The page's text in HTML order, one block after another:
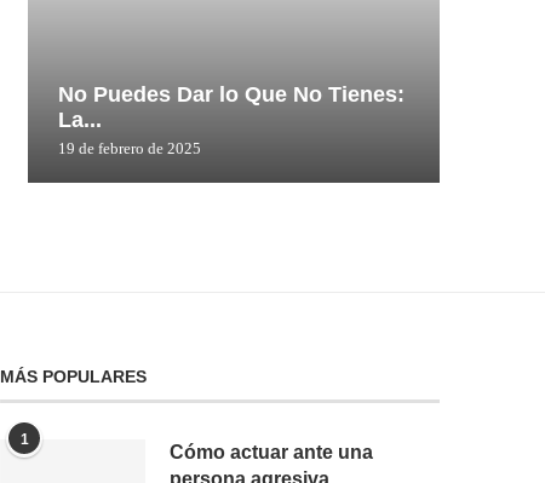
No Puedes Dar lo Que No Tienes:
La...
19 de febrero de 2025
MÁS POPULARES
1
Cómo actuar ante una
persona agresiva